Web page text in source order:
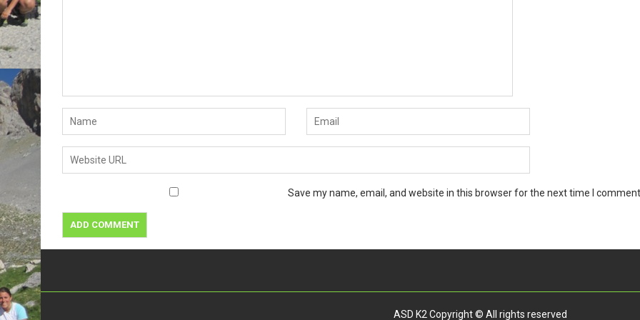
Save my name, email, and website in this browser for the next time I
ASD K2 Copyright © All rights reserved